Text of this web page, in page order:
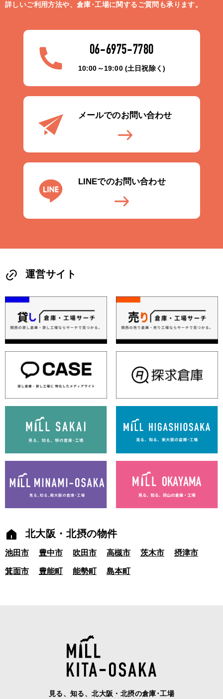
詳しいご利用方法や、倉庫･工場に関するご質問も承ります。
06-6975-7780
10:00～19:00 (土日祝除く)
メールでのお問い合わせ
LINEでのお問い合わせ
運営サイト
北大阪・北摂の物件
池田市 豊中市 吹田市 高槻市 茨木市 摂津市
箕面市 豊能町 能勢町 島本町
見る、知る、北大阪・北摂の倉庫･工場